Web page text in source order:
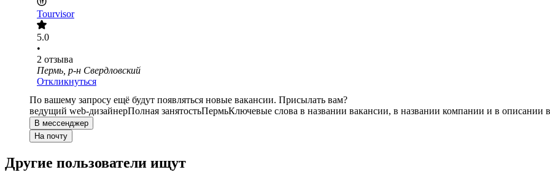
Tourvisor
5.0
•
2 отзыва
Пермь, р-н Свердловский
Откликнуться
По вашему запросу ещё будут появляться новые вакансии. Присылать вам?
ведущий web-дизайнерПолная занятостьПермьКлючевые слова в названии вакансии, в названии компании и в описании
В мессенджер
На почту
Другие пользователи ищут